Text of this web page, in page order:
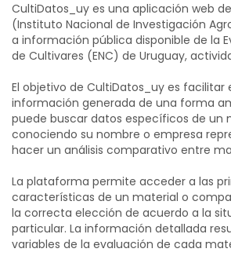
CultiDatos_uy es una aplicación web
(Instituto Nacional de Investigación
a información pública disponible de la
de Cultivares (ENC) de Uruguay,
El objetivo de CultiDatos_uy es facilitar
información generada de una forma
puede buscar datos específicos de un
conociendo su nombre o empresa
hacer un análisis comparativo entre
La plataforma permite acceder a las
características de un material o
la correcta elección de acuerdo a la
particular. La información detallada
variables de la evaluación de cada